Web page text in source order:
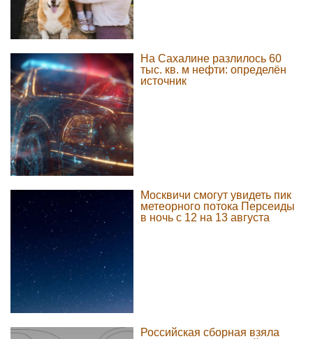
На Сахалине разлилось 60
тыс. кв. м нефти: определён
источник
Москвичи смогут увидеть пик
метеорного потока Персеиды
в ночь с 12 на 13 августа
Российская сборная взяла